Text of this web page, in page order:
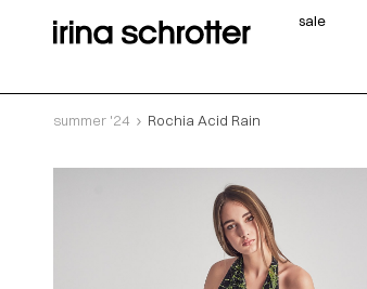
sale
summer '24 Rochia Acid Rain